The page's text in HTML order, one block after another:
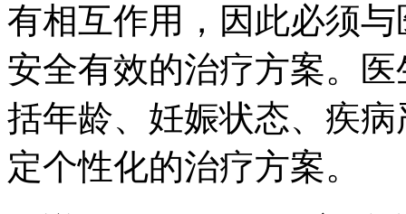
有相互作用，因此必须
安全有效的治疗方案。
括年龄、妊娠状态、疾
定个性化的治疗方案。